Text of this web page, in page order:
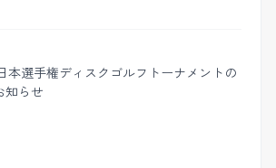
本選手権ディスクゴルフトーナメントの
知らせ